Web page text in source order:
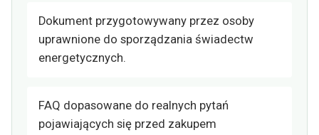
Dokument przygotowywany przez osoby
uprawnione do sporządzania świadectw
energetycznych.
FAQ dopasowane do realnych pytań
pojawiających się przed zakupem